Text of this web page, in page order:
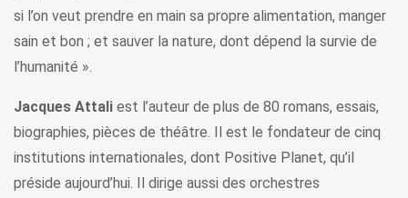
si l’on veut prendre en main sa propre alimentation, manger
sain et bon ; et sauver la nature, dont dépend la survie de
l’humanité ».
Jacques Attali est l’auteur de plus de 80 romans, essais,
biographies, pièces de théâtre. Il est le fondateur de cinq
institutions internationales, dont Positive Planet, qu’il
préside aujourd’hui. Il dirige aussi des orchestres